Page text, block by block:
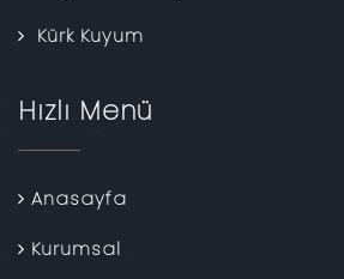
Kürk Kuyum
Hızlı Menü
Anasayfa
Kurumsal